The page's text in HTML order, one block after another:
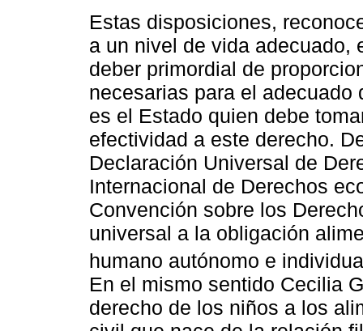
Estas disposiciones,
a un nivel de vida adecuado,
deber primordial de
necesarias para el
es el Estado quien debe
efectividad a este derecho.
Declaración Universal de
Internacional de Derechos
Convención sobre los
universal a la obligación
humano autónomo e
En el mismo sentido Cecilia
derecho de los niños a los